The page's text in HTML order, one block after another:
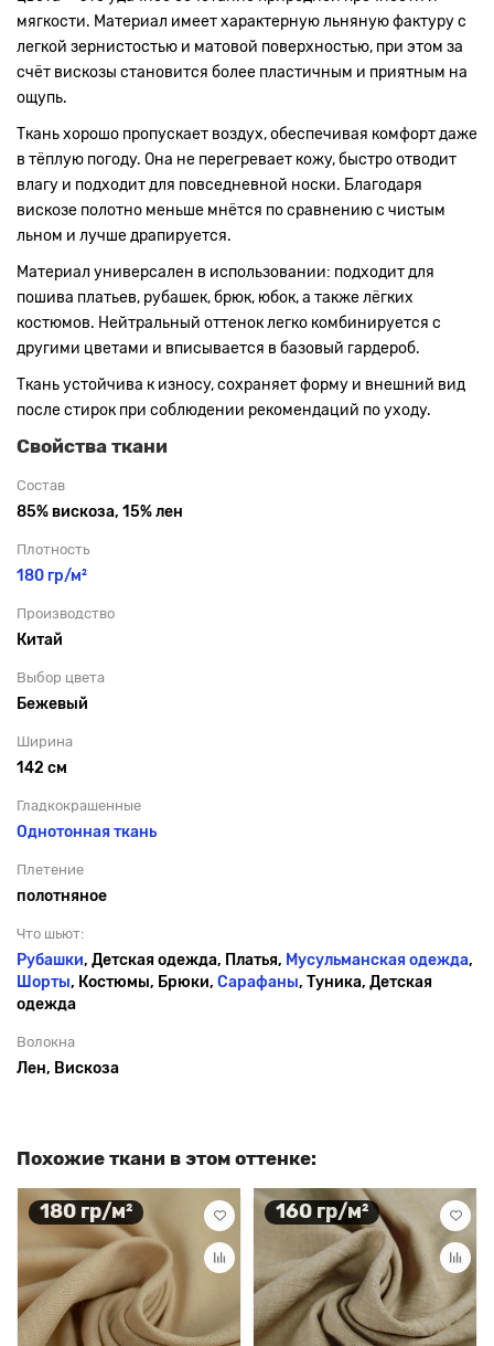
мягкости. Материал имеет характерную льняную фактуру с
легкой зернистостью и матовой поверхностью, при этом за
счёт вискозы становится более пластичным и приятным на
ощупь.
Ткань хорошо пропускает воздух, обеспечивая комфорт даже
в тёплую погоду. Она не перегревает кожу, быстро отводит
влагу и подходит для повседневной носки. Благодаря
вискозе полотно меньше мнётся по сравнению с чистым
льном и лучше драпируется.
Материал универсален в использовании: подходит для
пошива платьев, рубашек, брюк, юбок, а также лёгких
костюмов. Нейтральный оттенок легко комбинируется с
другими цветами и вписывается в базовый гардероб.
Ткань устойчива к износу, сохраняет форму и внешний вид
после стирок при соблюдении рекомендаций по уходу.
Свойства ткани
Состав
85% вискоза, 15% лен
Плотность
180 гр/м²
Производство
Китай
Выбор цвета
Бежевый
Ширина
142 см
Гладкокрашенные
Однотонная ткань
Плетение
полотняное
Что шьют:
Рубашки, Детская одежда, Платья, Мусульманская одежда,
Шорты, Костюмы, Брюки, Сарафаны, Туника, Детская
одежда
Волокна
Лен, Вискоза
Похожие ткани в этом оттенке:
180 гр/м² 160 гр/м²